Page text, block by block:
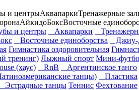
и центрыАквапаркиТренажерные
АйкидоБоксВосточные
и центры Аквапарки
Восточные единоборства Джиу-
Гимнастика оздоровительная
тренинг) Лыжный спорт Мини-
(хаус) RnB Аргентинское танго
танцы) Пластика
Эстрадные танцы Теннис Фехтование